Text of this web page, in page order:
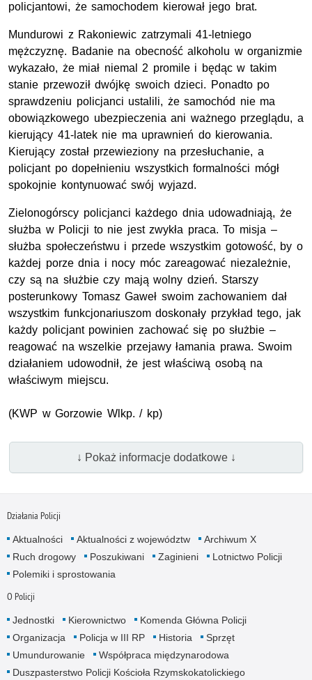
policjantowi, że samochodem kierował jego brat.
Mundurowi z Rakoniewic zatrzymali 41-letniego
mężczyznę. Badanie na obecność alkoholu w organizmie
wykazało, że miał niemal 2 promile i będąc w takim
stanie przewoził dwójkę swoich dzieci. Ponadto po
sprawdzeniu policjanci ustalili, że samochód nie ma
obowiązkowego ubezpieczenia ani ważnego przeglądu, a
kierujący 41-latek nie ma uprawnień do kierowania.
Kierujący został przewieziony na przesłuchanie, a
policjant po dopełnieniu wszystkich formalności mógł
spokojnie kontynuować swój wyjazd.
Zielonogórscy policjanci każdego dnia udowadniają, że
służba w Policji to nie jest zwykła praca. To misja –
służba społeczeństwu i przede wszystkim gotowość, by o
każdej porze dnia i nocy móc zareagować niezależnie,
czy są na służbie czy mają wolny dzień. Starszy
posterunkowy Tomasz Gaweł swoim zachowaniem dał
wszystkim funkcjonariuszom doskonały przykład tego, jak
każdy policjant powinien zachować się po służbie –
reagować na wszelkie przejawy łamania prawa. Swoim
działaniem udowodnił, że jest właściwą osobą na
właściwym miejscu.
(KWP w Gorzowie Wlkp. / kp)
↓ Pokaż informacje dodatkowe ↓
Działania Policji
Aktualności Aktualności z województw
Archiwum X
Ruch drogowy
Poszukiwani Zaginieni
Lotnictwo Policji
Polemiki i sprostowania
O Policji
Jednostki Kierownictwo
Komenda Główna Policji
Organizacja
Policja w III RP Historia
Sprzęt
Umundurowanie
Współpraca międzynarodowa
Duszpasterstwo Policji Kościoła Rzymskokatolickiego